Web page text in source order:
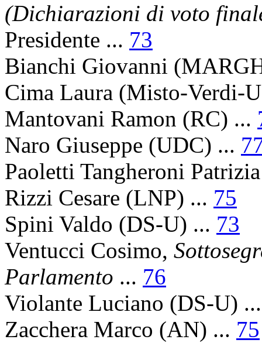
(Dichiarazioni di voto
Presidente ... 73
Bianchi Giovanni
Cima Laura (Misto-Verdi-
Mantovani Ramon (RC) ...
Naro Giuseppe (UDC) ...
Paoletti Tangheroni Patrizia
Rizzi Cesare (LNP) ... 75
Spini Valdo (DS-U) ... 73
Ventucci Cosimo,
Parlamento ... 76
Violante Luciano (DS-U)
Zacchera Marco (AN) ... 75